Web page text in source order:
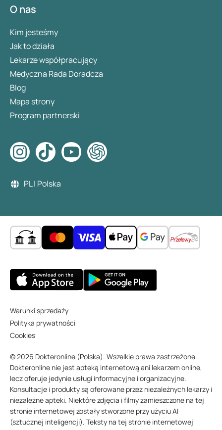
O nas
Kim jesteśmy
Jak to działa
Lekarze współpracujący
Medyczna Rada Doradcza
Blog
Mapa strony
Program partnerski
PL | Polska
Warunki sprzedaży
Polityka prywatności
Cookies
© 2026 Dokteronline (Polska). Wszelkie prawa zastrzeżone.
Dokteronline nie jest apteką internetową ani lekarzem online,
lecz oferuje jedynie usługi informacyjne i organizacyjne.
Konsultacje i produkty są oferowane przez niezależnych lekarzy i
niezależne apteki. Niektóre zdjęcia i filmy zamieszczone na tej
stronie internetowej zostały stworzone przy użyciu AI
(sztucznej inteligencji). Teksty na tej stronie internetowej